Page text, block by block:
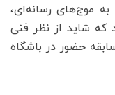
موج‌های رسانه‌ای،
که شاید از نظر فنی
حضور در باشگاه